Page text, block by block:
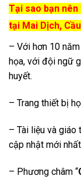
Tại sao bạn
tại Mai Dịch,
– Với hơn 10
họa, với đội ngữ
huyết.
– Trang thiết bị
– Tài liệu và
cập nhật mới
– Phương châm “